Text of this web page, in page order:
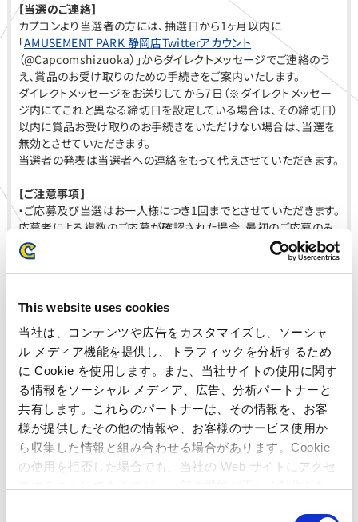
This website uses cookies
当社は、コンテンツや広告をカスタマイズし、ソーシャ
ル メディア機能を提供し、トラフィックを分析するため
に Cookie を使用します。また、当社サイトの使用に関す
る情報をソーシャル メディア、広告、分析パートナーと
共有します。これらのパートナーは、その情報を、お客
様が提供したその他の情報や、お客様のサービス使用か
ら収集した情報と組み合わせる場合があります。Cookie
の使用を拒否した場合でも、当社の Web サイトにアクセ
【当選のご連絡】
カプコンより当選者の方には、抽選日から1ヶ月以内に
「AMUSEMENT PARK 静岡店Twitterアカウント
（@Capcomshizuoka）」からダイレクトメッセージでご連絡のう
え、賞品のお受け取りのための手続きをご案内いたします。
ダイレクトメッセージをお送りしてから7日（※ダイレクトメッセー
ジ内にてこれと異なる締切日を設定している場合は、その締切日）
以内に賞品お受け取りのお手続きをいただけない場合は、当選を
無効とさせていただきます。
当選者の発表は当選者への連絡をもって代えさせていただきます。
【ご注意事項】
・ご応募及び当選はお一人様につき1回までとさせていただきます。
応募者による複数のご応募が確認された場合、最初のご応募のみ
を有効とし、それ以降のご応募は無効とさせていただきます。
・当選の権利を他人へ譲渡、あるいは換金することはできません。
・本キャンペーンのプロモーション目的で、応募者のTwitterのアカ
を「AMUSEMENT PARK 静岡店Twitterアカウント
（@Capcomshizuoka）」、当社公式サイト及び公式SNS等におい
てご紹介させていただく場合がございます。あらかじめご了承くだ
さい。
・Twitter社が提供するサービスのメンテナンスや不具合が発生し
た場合など、Twitterへのログインが行えない、投稿ができないな
どの状況が発生し、本キャンペーンにご参加いただけない可能性
がございます。
・応募者は、本キャンペーンに応募するにあたり、以下の行為をして
はなりません。